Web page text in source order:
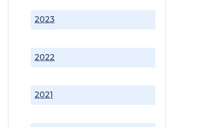
2021
2022
2023